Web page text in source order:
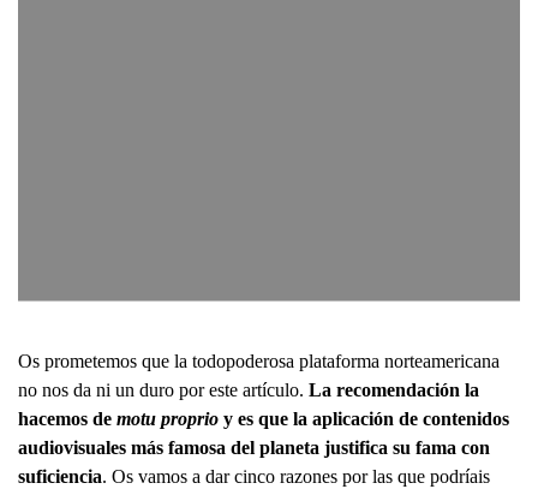
Os prometemos que la todopoderosa plataforma norteamericana
no nos da ni un duro por este artículo. La recomendación la
hacemos de motu proprio y es que la aplicación de contenidos
audiovisuales más famosa del planeta justifica su fama con
suficiencia. Os vamos a dar cinco razones por las que podríais